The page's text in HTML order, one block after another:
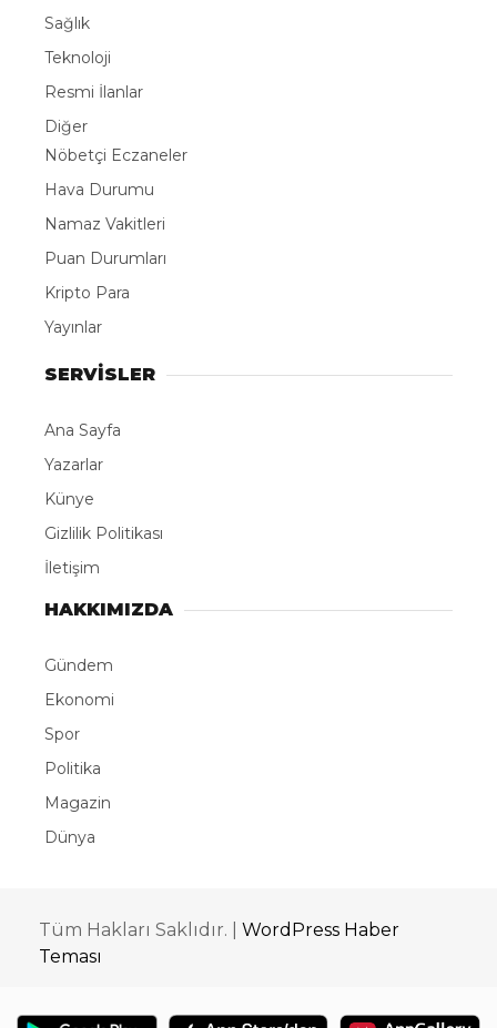
Sağlık
Teknoloji
Resmi İlanlar
Diğer
Nöbetçi Eczaneler
Hava Durumu
Namaz Vakitleri
Puan Durumları
Kripto Para
Yayınlar
SERVİSLER
Ana Sayfa
Yazarlar
Künye
Gizlilik Politikası
İletişim
HAKKIMIZDA
Gündem
Ekonomi
Spor
Politika
Magazin
Dünya
Tüm Hakları Saklıdır. | WordPress Haber
Teması